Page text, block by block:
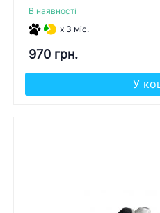
В наявності
x 3 міс.
970 грн.
У